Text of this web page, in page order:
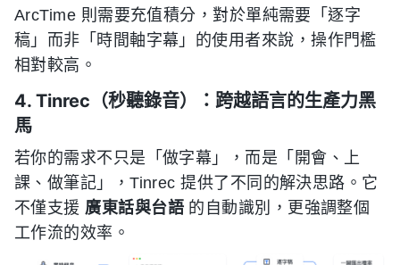
ArcTime 則需要充值積分，對於單純需要「逐字
稿」而非「時間軸字幕」的使用者來說，操作門檻
相對較高。
4. Tinrec（秒聽錄音）：跨越語言的生產力黑
馬
若你的需求不只是「做字幕」，而是「開會、上
課、做筆記」，Tinrec 提供了不同的解決思路。它
不僅支援 廣東話與台語的自動識別，更強調整個
工作流的效率。